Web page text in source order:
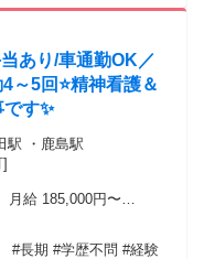
あり/車通勤OK／
～5回⭐精神看護＆
す✨
駅 ・鹿島駅
月給 185,000円〜